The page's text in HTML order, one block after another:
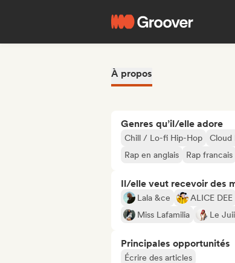
À propos
Genres qu’il/elle adore
Chill / Lo-fi Hip-Hop Cloud
Rap en anglais
Rap francais
Il/elle veut recevoir des
Lala &ce ALICE DEE
Miss Lafamilia
Le
Principales opportunités
Écrire des articles